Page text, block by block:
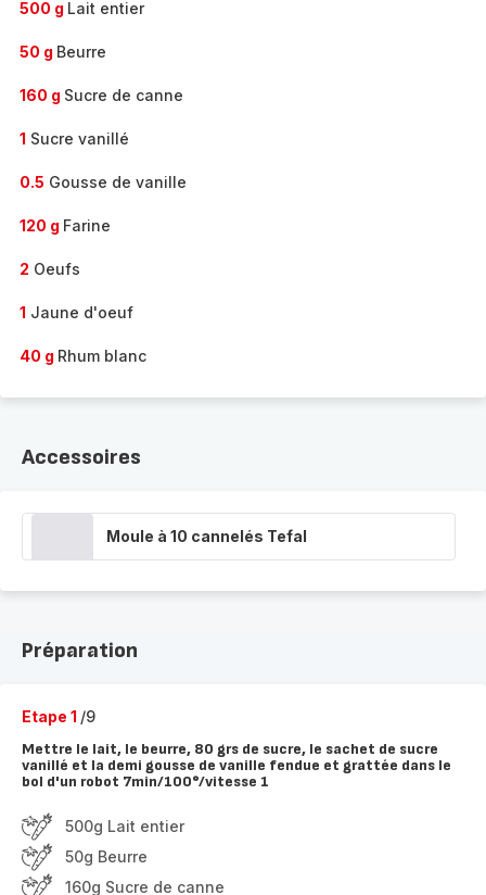
500 g Lait entier
50 g Beurre
160 g Sucre de canne
1 Sucre vanillé
0.5 Gousse de vanille
120 g Farine
2 Oeufs
1 Jaune d'oeuf
40 g Rhum blanc
Accessoires
Moule à 10 cannelés Tefal
Préparation
Etape 1 /9
Mettre le lait, le beurre, 80 grs de sucre, le sachet de sucre
vanillé et la demi gousse de vanille fendue et grattée dans le
bol d'un robot 7min/100°/vitesse 1
500g Lait entier
50g Beurre
160g Sucre de canne